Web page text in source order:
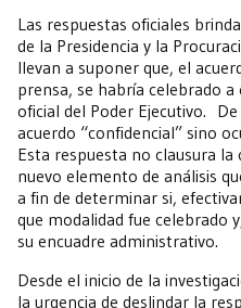
Las respuestas oficiales
de la Presidencia y la
llevan a suponer que, el
prensa, se habría celebrado
oficial del Poder Ejecutivo.
acuerdo “confidencial” sino
Esta respuesta no clausura
nuevo elemento de análisis
a fin de determinar si,
que modalidad fue celebrado
su encuadre administrativo.
Desde el inicio de la
la urgencia de deslindar la